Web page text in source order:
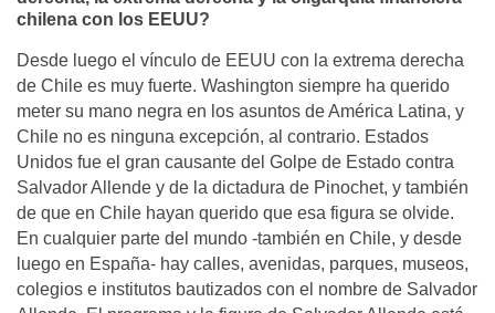
chilena con los EEUU?
Desde luego el vínculo de EEUU con la extrema derecha
de Chile es muy fuerte. Washington siempre ha querido
meter su mano negra en los asuntos de América Latina, y
Chile no es ninguna excepción, al contrario. Estados
Unidos fue el gran causante del Golpe de Estado contra
Salvador Allende y de la dictadura de Pinochet, y también
de que en Chile hayan querido que esa figura se olvide.
En cualquier parte del mundo -también en Chile, y desde
luego en España- hay calles, avenidas, parques, museos,
colegios e institutos bautizados con el nombre de Salvador